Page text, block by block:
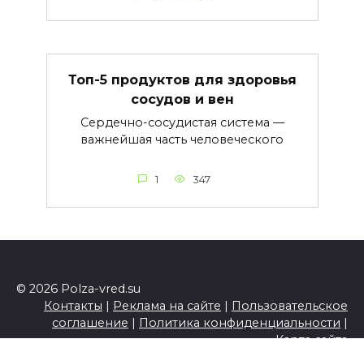
Топ-5 продуктов для здоровья
сосудов и вен
Сердечно-сосудистая система —
важнейшая часть человеческого
1 347
© 2026 Polza-vred.su
Контакты | Реклама на сайте | Пользовательское
соглашение | Политика конфиденциальности |